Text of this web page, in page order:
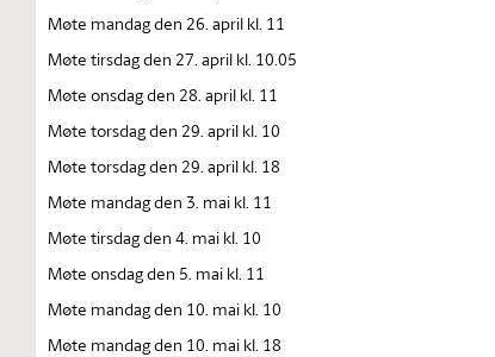
Møte mandag den 26. april kl. 11
Møte tirsdag den 27. april kl. 10.05
Møte onsdag den 28. april kl. 11
Møte torsdag den 29. april kl. 10
Møte torsdag den 29. april kl. 18
Møte mandag den 3. mai kl. 11
Møte tirsdag den 4. mai kl. 10
Møte onsdag den 5. mai kl. 11
Møte mandag den 10. mai kl. 10
Møte mandag den 10. mai kl. 18